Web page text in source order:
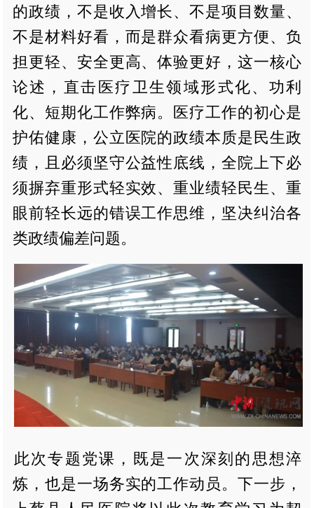
的政绩，不是收入增长、不是项目数量、
不是材料好看，而是群众看病更方便、负
担更轻、安全更高、体验更好，这一核心
论述，直击医疗卫生领域形式化、功利
化、短期化工作弊病。医疗工作的初心是
护佑健康，公立医院的政绩本质是民生政
绩，且必须坚守公益性底线，全院上下必
须摒弃重形式轻实效、重业绩轻民生、重
眼前轻长远的错误工作思维，坚决纠治各
类政绩偏差问题。
此次专题党课，既是一次深刻的思想淬
炼，也是一场务实的工作动员。下一步，